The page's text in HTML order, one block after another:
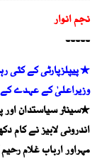
نجم انوار
۔۔۔۔۔
٭ پیپلزپارٹی کے کئی
وزیراعلیٰ کے عہدے کے
٭سینئر سیاستدان
اندرونی لابیز نے
مہراور ارباب غلام